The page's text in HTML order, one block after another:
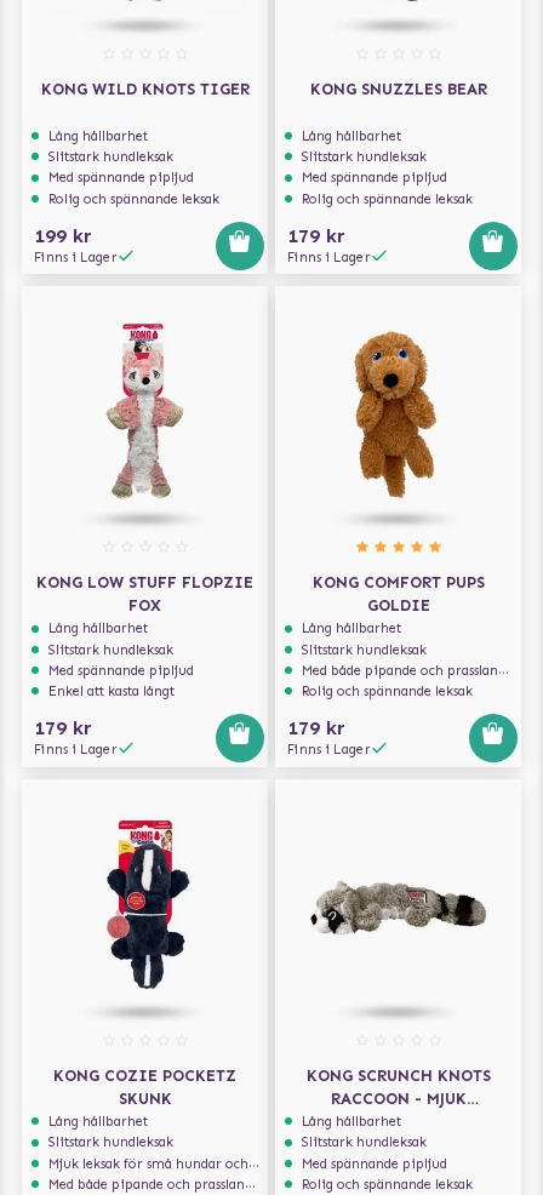
KONG WILD KNOTS TIGER
Lång hållbarhet
Slitstark hundleksak
Med spännande pipljud
Rolig och spännande leksak
199 kr
Finns i Lager
KONG SNUZZLES BEAR
Lång hållbarhet
Slitstark hundleksak
Med spännande pipljud
Rolig och spännande leksak
179 kr
Finns i Lager
KONG LOW STUFF FLOPZIE
FOX
Lång hållbarhet
Slitstark hundleksak
Med spännande pipljud
Enkel att kasta långt
179 kr
Finns i Lager
KONG COMFORT PUPS
GOLDIE
Lång hållbarhet
Slitstark hundleksak
Med både pipande och prasslande ljud
Rolig och spännande leksak
179 kr
Finns i Lager
KONG COZIE POCKETZ
SKUNK
Lång hållbarhet
Slitstark hundleksak
Mjuk leksak för små hundar och valpar.
Med både pipande och prasslande ljud
KONG SCRUNCH KNOTS
RACCOON - MJUK
HUNDLEKSAK MED PIP
Lång hållbarhet
Slitstark hundleksak
Med spännande pipljud
Rolig och spännande leksak